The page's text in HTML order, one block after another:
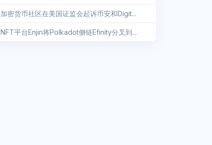
加密货币社区在美国证监会起诉币安和Digit...
NFT平台Enjin将Polkadot侧链Efinity分叉到...